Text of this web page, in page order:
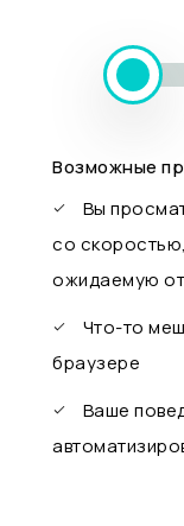
Возможные
Вы
со
ожидаемую
Что-то
браузере
Ваше